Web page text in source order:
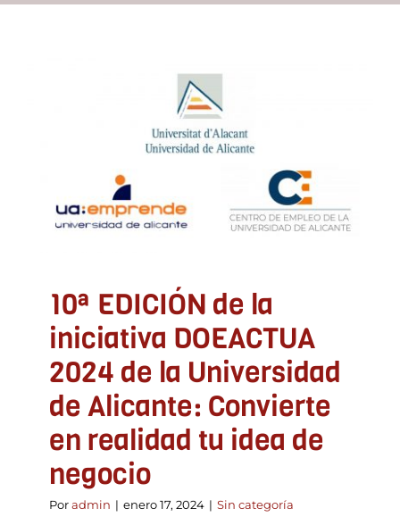
10ª EDICIÓN de la
iniciativa DOEACTUA
2024 de la Universidad de
Alicante: Convierte en
realidad tu idea de
negocio
10ª EDICIÓN de la
iniciativa DOEACTUA
2024 de la Universidad
de Alicante: Convierte
en realidad tu idea de
negocio
Poradmin | enero 17, 2024 | Sin categoría